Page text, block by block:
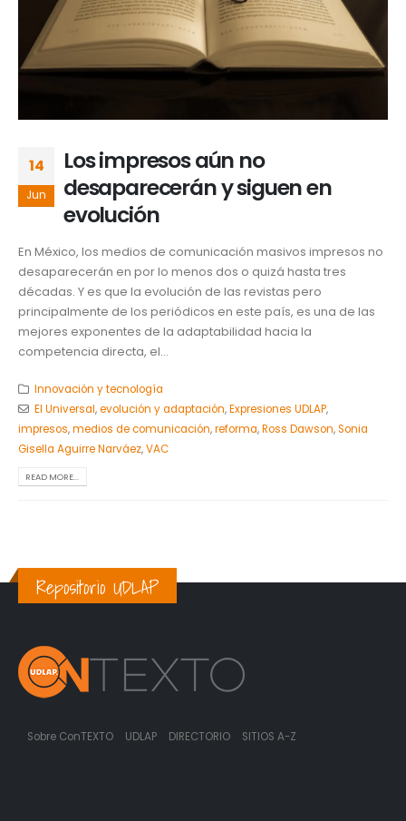
14
Jun
Los impresos aún no
desaparecerán y siguen en
evolución
En México, los medios de comunicación masivos impresos no
desaparecerán en por lo menos dos o quizá hasta tres
décadas. Y es que la evolución de las revistas pero
principalmente de los periódicos en este país, es una de las
mejores exponentes de la adaptabilidad hacia la
competencia directa, el...
Innovación y tecnología
El Universal,evolución y adaptación,Expresiones UDLAP,
impresos,medios de comunicación,reforma,Ross Dawson,Sonia
Gisella Aguirre Narváez,VAC
READ MORE...
Repositorio UDLAP
Sobre ConTEXTO UDLAP DIRECTORIO SITIOS A-Z